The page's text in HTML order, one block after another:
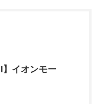
イオンモー